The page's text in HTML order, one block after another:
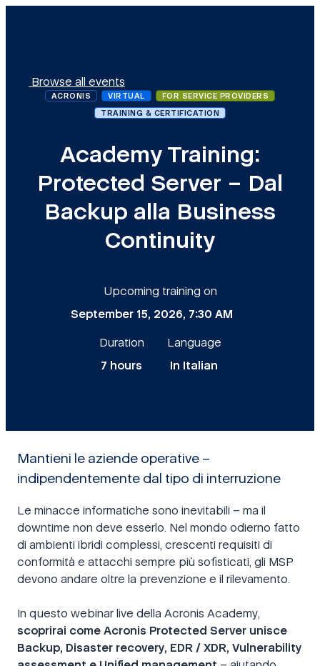
Browse all events
ACRONIS VIRTUAL
FOR SERVICE PROVIDERS
TRAINING & CERTIFICATION
Academy Training:
Protected Server – Dal
Backup alla Business
Continuity
Upcoming training on
September 15, 2026, 7:30 AM
Duration
7 hours
Language
In Italian
Mantieni le aziende operative –
indipendentemente dal tipo di interruzione
Le minacce informatiche sono inevitabili – ma il
downtime non deve esserlo. Nel mondo odierno fatto
di ambienti ibridi complessi, crescenti requisiti di
conformità e attacchi sempre più sofisticati, gli MSP
devono andare oltre la prevenzione e il rilevamento.
In questo webinar live della Acronis Academy,
scoprirai come Acronis Protected Server unisce
Backup, Disaster recovery, EDR / XDR, Vulnerability